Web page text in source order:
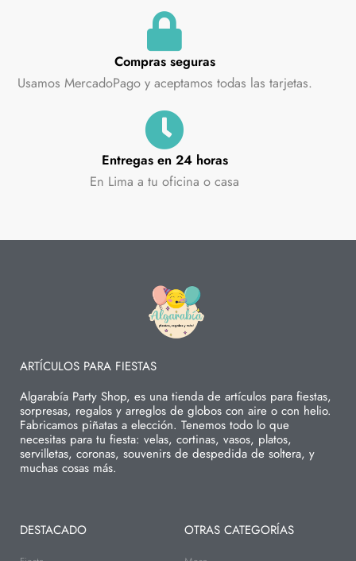
Compras seguras
Usamos MercadoPago y aceptamos todas las tarjetas.
Entregas en 24 horas
En Lima a tu oficina o casa
ARTÍCULOS PARA FIESTAS
Algarabía Party Shop, es una tienda de artículos para fiestas,
sorpresas, regalos y arreglos de globos con aire o con helio.
Fabricamos piñatas a elección. Tenemos todo lo que
necesitas para tu fiesta: velas, cortinas, vasos, platos,
servilletas, coronas, souvenirs de despedida de soltera, y
muchas cosas más.
DESTACADO OTRAS CATEGORÍAS